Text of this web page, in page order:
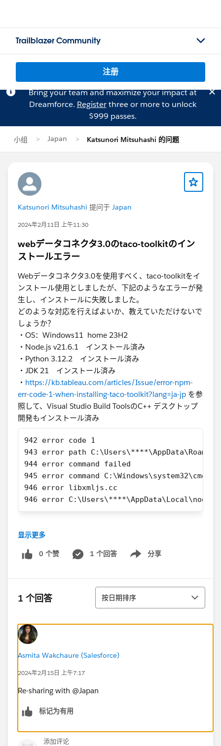
Trailblazer Community
注册
Bring your team and maximize your impact at
Dreamforce. Registerthree or more to unlock
$999 passes.
小组 Japan Katsunori Mitsuhashi 的问题
Katsunori Mitsuhashi 提问于 Japan
2024年2月11日 上午11:30
webデータコネクタ3.0のtaco-toolkitのイン
ストールエラー
Webデータコネクタ3.0を使用すべく、taco-toolkitをイ
ンストール使用としましたが、下記のようなエラーが発
生し、インストールに失敗しました。
どのような対応を行えばよいか、教えていただけないで
しょうか？
・OS：Windows11 ​ home 23H2
・​Node.js v21.6.1 インストール済み
・​Python 3.12.2 インストール済み
・​JDK 21 インストール済み
・ https://kb.tableau.com/articles/Issue/error-npm-
err-code-1-when-installing-taco-toolkit?lang=ja-jp を参
照して、Visual Studio Build ToolsのC++ デスクトップ
開発もインストール済み
942 error code 1
943 error path
944 error command failed
945 error command
946 error libxmljs.cc
946 error
显示更多
0 个赞 1 个回答 分享
Show menu
1 个回答 排序
按日期排序
Asmita Wakchaure (Salesforce)
2024年2月15日 上午7:17
Re-sharing with @Japan​
标记为有用
添加评论